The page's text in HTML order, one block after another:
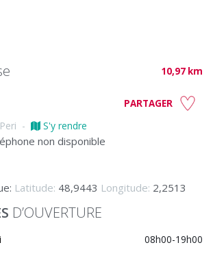
10,97 km
PARTAGER
- S'y rendre
non disponible
Latitude: 48,9443 Longitude: 2,2513
D’OUVERTURE
08h00-19h00